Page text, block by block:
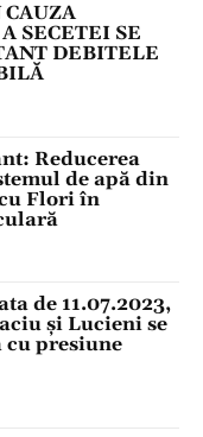
SECETEI SE
DEBITELE
Reducerea
de apă din
Flori în
de 11.07.2023,
și Lucieni se
cu presiune